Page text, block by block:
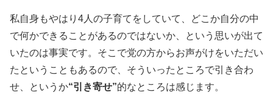
私自身もやはり4人の子育てをしていて、どこか自分の中
で何かできることがあるのではないか、という思いが出て
いたのは事実です。そこで党の方からお声がけをいただい
たということもあるので、そういったところで引き合わ
せ、というか“引き寄せ”的なところは感じます。